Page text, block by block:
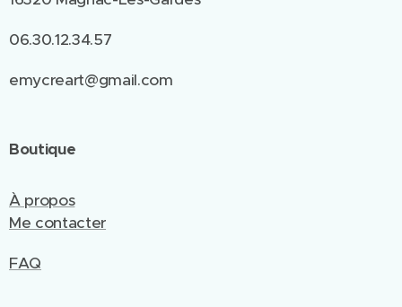
06.30.12.34.57
emycreart@gmail.com
Boutique
À propos
Me contacter
FAQ